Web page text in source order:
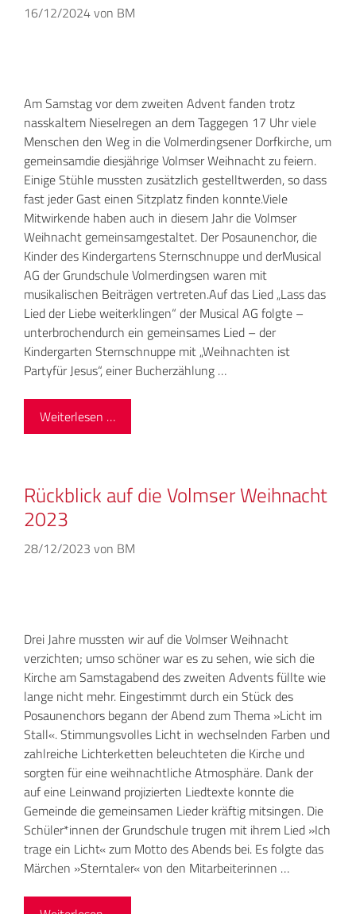
16/12/2024von BM
Am Samstag vor dem zweiten Advent fanden trotz
nasskaltem Nieselregen an dem Taggegen 17 Uhr viele
Menschen den Weg in die Volmerdingsener Dorfkirche, um
gemeinsamdie diesjährige Volmser Weihnacht zu feiern.
Einige Stühle mussten zusätzlich gestelltwerden, so dass
fast jeder Gast einen Sitzplatz finden konnte.Viele
Mitwirkende haben auch in diesem Jahr die Volmser
Weihnacht gemeinsamgestaltet. Der Posaunenchor, die
Kinder des Kindergartens Sternschnuppe und derMusical
AG der Grundschule Volmerdingsen waren mit
musikalischen Beiträgen vertreten.Auf das Lied „Lass das
Lied der Liebe weiterklingen“ der Musical AG folgte –
unterbrochendurch ein gemeinsames Lied – der
Kindergarten Sternschnuppe mit „Weihnachten ist
Partyfür Jesus“, einer Bucherzählung …
Weiterlesen …
Rückblick auf die Volmser Weihnacht
2023
28/12/2023 von BM
Drei Jahre mussten wir auf die Volmser Weihnacht
verzichten; umso schöner war es zu sehen, wie sich die
Kirche am Samstagabend des zweiten Advents füllte wie
lange nicht mehr. Eingestimmt durch ein Stück des
Posaunenchors begann der Abend zum Thema »Licht im
Stall«. Stimmungsvolles Licht in wechselnden Farben und
zahlreiche Lichterketten beleuchteten die Kirche und
sorgten für eine weihnachtliche Atmosphäre. Dank der
auf eine Leinwand projizierten Liedtexte konnte die
Gemeinde die gemeinsamen Lieder kräftig mitsingen. Die
Schüler*innen der Grundschule trugen mit ihrem Lied »Ich
trage ein Licht« zum Motto des Abends bei. Es folgte das
Märchen »Sterntaler« von den Mitarbeiterinnen …